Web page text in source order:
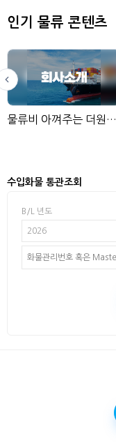
인기 물류 콘텐츠
LinGo
물류비 아껴주는 더원로지스틱스
수입화물 통관조회
B/L 년도
2026